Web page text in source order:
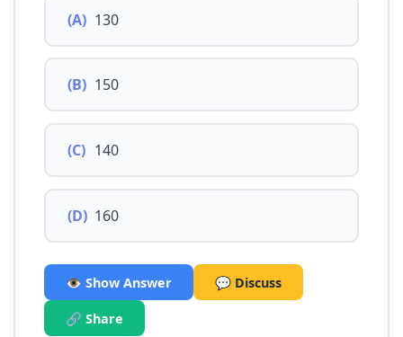
(A) 130
(B) 150
(C) 140
(D) 160
👁️ Show Answer 💬 Discuss
🔗 Share